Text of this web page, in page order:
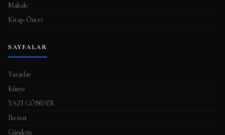
Makale
Kitap-Öneri
SAYFALAR
Yazarlar
Künye
YAZI GÖNDER
İktisat
Gündem